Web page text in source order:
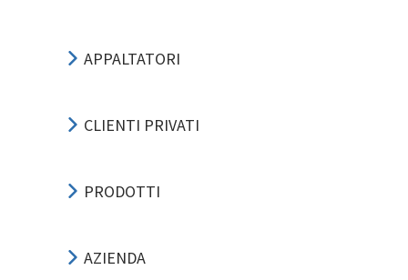
APPALTATORI
CLIENTI PRIVATI
PRODOTTI
AZIENDA